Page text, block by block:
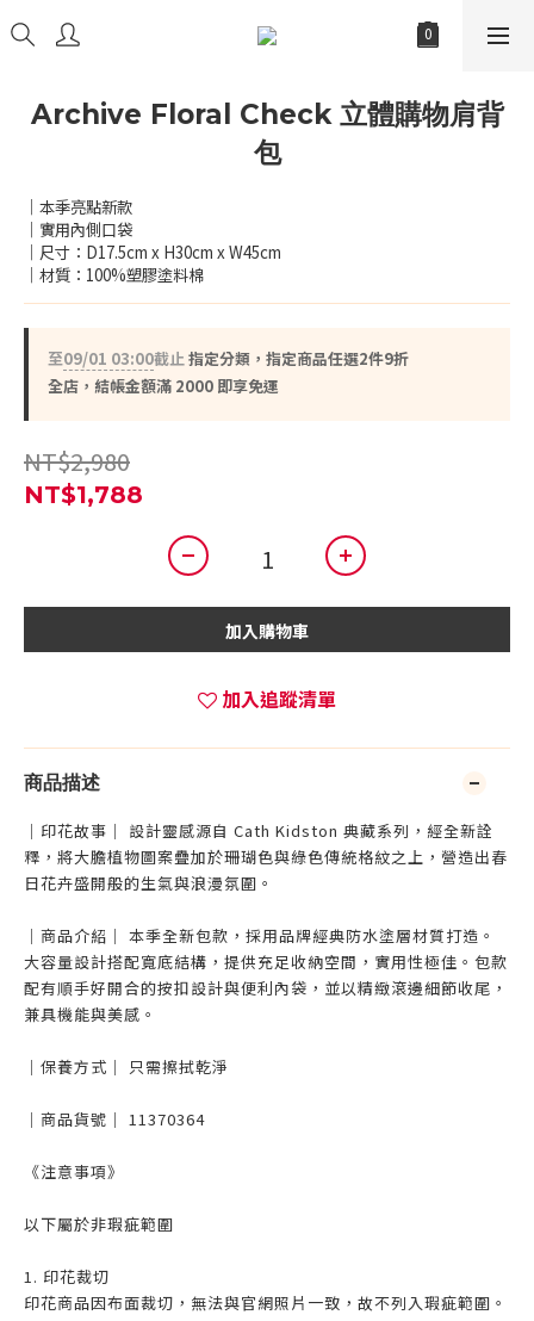
Archive Floral Check 立體購物肩背
包
｜本季亮點新款
｜實用內側口袋
｜尺寸：D17.5cm x H30cm x W45cm
｜材質：100%塑膠塗料棉
至09/01 03:00截止指定分類，指定商品任選2件9折
全店，結帳金額滿 2000 即享免運
NT$2,980
NT$1,788
加入購物車
加入追蹤清單
商品描述
｜印花故事｜ 設計靈感源自 Cath Kidston 典藏系列，經全新詮
釋，將大膽植物圖案疊加於珊瑚色與綠色傳統格紋之上，營造出春
日花卉盛開般的生氣與浪漫氛圍。
｜商品介紹｜ 本季全新包款，採用品牌經典防水塗層材質打造。
大容量設計搭配寬底結構，提供充足收納空間，實用性極佳。包款
配有順手好開合的按扣設計與便利內袋，並以精緻滾邊細節收尾，
兼具機能與美感。
｜保養方式｜ 只需擦拭乾淨
｜商品貨號｜ 11370364
《注意事項》
以下屬於非瑕疵範圍
1. 印花裁切
印花商品因布面裁切，無法與官網照片一致，故不列入瑕疵範圍。